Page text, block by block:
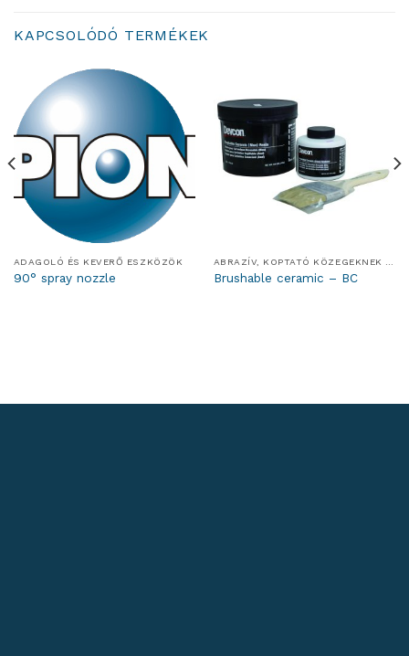
KAPCSOLÓDÓ TERMÉKEK
ADAGOLÓ ÉS KEVERŐ ESZKÖZÖK
90° spray nozzle Brushable ceramic – BC